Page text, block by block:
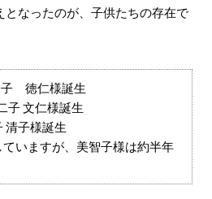
となったのが、子供たちの存在で
徳仁様誕生
文仁様誕生
清子様誕生
ていますが、美智子様は約半年